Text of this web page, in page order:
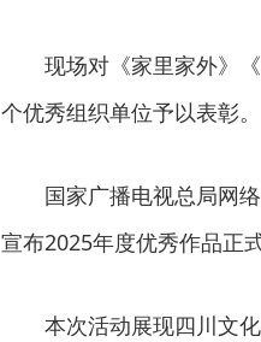
现场对《家里家外》
个优秀组织单位予以表彰
国家广播电视总局网
宣布2025年度优秀作品正
本次活动展现四川文